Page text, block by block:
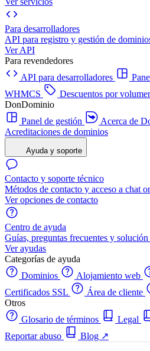
Para desarrolladores
API para registro y gestión de
Ver API
Para revendedores
API para desarrolladores
WHMCS
Descuentos por
DonDominio
Panel de gestión
Acerca de
Acreditaciones de dominios
Ayuda y soporte
Contacto y soporte técnico
Métodos de contacto y acceso a chat
Ver opciones de contacto
Centro de ayuda
Guías, preguntas frecuentes y solución
Ver ayudas
Categorías de ayuda
Dominios
Alojamiento web
Certificados SSL
Área de cliente
Otros
Glosario de términos
Legal
Reportar abuso
Blog ↗